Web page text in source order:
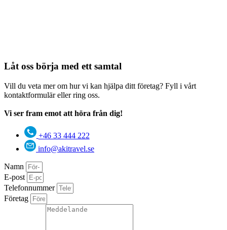
Låt oss börja med ett samtal
Vill du veta mer om hur vi kan hjälpa ditt företag? Fyll i vårt
kontaktformulär eller ring oss.
Vi ser fram emot att höra från dig!
+46 33 444 222
info@akitravel.se
Namn
E-post
Telefonnummer
Företag